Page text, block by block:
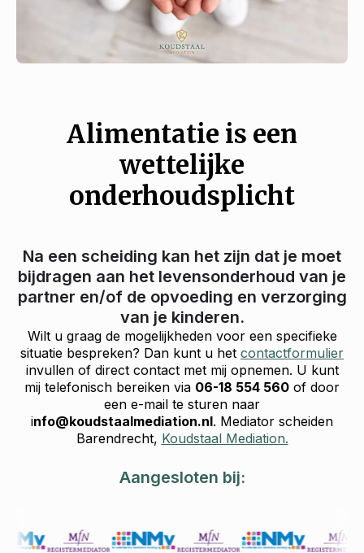
Alimentatie is een
wettelijke
onderhoudsplicht
Na een scheiding kan het zijn dat je moet
bijdragen aan het levensonderhoud van je
partner en/of de opvoeding en verzorging
van je kinderen.
Wilt u graag de mogelijkheden voor een specifieke
situatie bespreken? Dan kunt u het contactformulier
invullen of direct contact met mij opnemen. U kunt
mij telefonisch bereiken via 06-18 554 560 of door
een e-mail te sturen naar
info@koudstaalmediation.nl. Mediator scheiden
Barendrecht, Koudstaal Mediation.
Aangesloten bij: